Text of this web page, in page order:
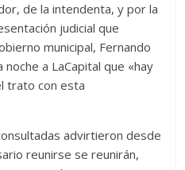
de la intendenta, y por la
judicial que
municipal, Fernando
a LaCapital que «hay
trato con esta
advirtieron desde
reunirse se reunirán,